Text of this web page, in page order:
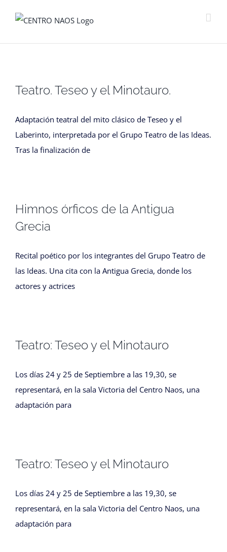
Teatro. Teseo y el Minotauro.
Adaptación teatral del mito clásico de Teseo y el
Laberinto, interpretada por el Grupo Teatro de las Ideas.
Tras la finalización de
Himnos órficos de la Antigua
Grecia
Recital poético por los integrantes del Grupo Teatro de
las Ideas. Una cita con la Antigua Grecia, donde los
actores y actrices
Teatro: Teseo y el Minotauro
Los días 24 y 25 de Septiembre a las 19,30, se
representará, en la sala Victoria del Centro Naos, una
adaptación para
Teatro: Teseo y el Minotauro
Los días 24 y 25 de Septiembre a las 19,30, se
representará, en la sala Victoria del Centro Naos, una
adaptación para